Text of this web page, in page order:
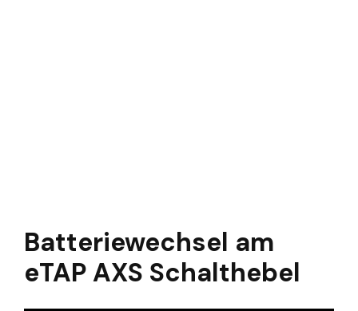
Batteriewechsel am
eTAP AXS Schalthebel